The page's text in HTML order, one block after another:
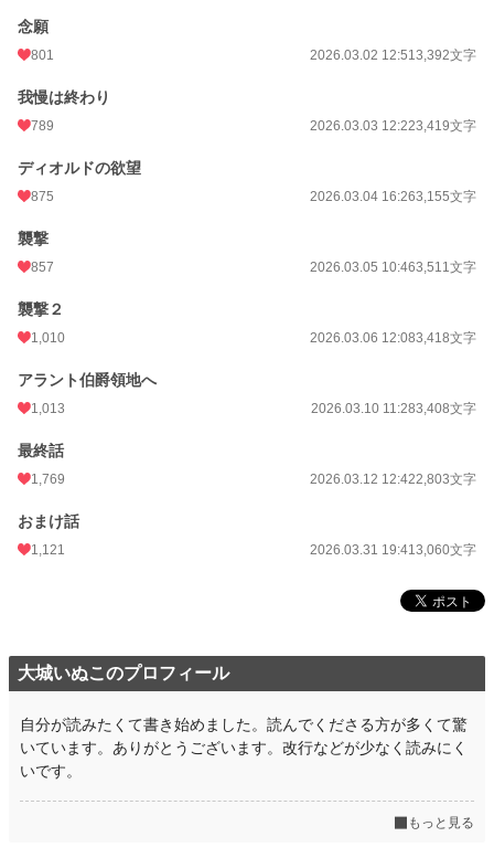
念願
801 2026.03.02 12:513,392文字
我慢は終わり
789 2026.03.03 12:223,419文字
ディオルドの欲望
875 2026.03.04 16:263,155文字
襲撃
857 2026.03.05 10:463,511文字
襲撃２
1,010 2026.03.06 12:083,418文字
アラント伯爵領地へ
1,013 2026.03.10 11:283,408文字
最終話
1,769 2026.03.12 12:422,803文字
おまけ話
1,121 2026.03.31 19:413,060文字
大城いぬこのプロフィール
自分が読みたくて書き始めました。読んでくださる方が多くて驚
いています。ありがとうございます。改行などが少なく読みにく
いです。
もっと見る